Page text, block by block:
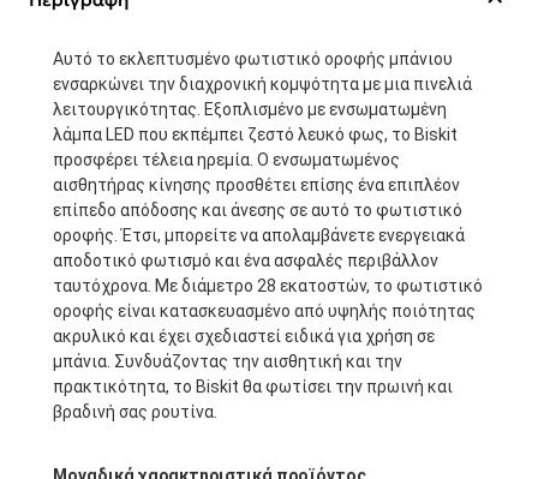
Αυτό το εκλεπτυσμένο φωτιστικό οροφής μπάνιου
ενσαρκώνει την διαχρονική κομψότητα με μια πινελιά
λειτουργικότητας. Εξοπλισμένο με ενσωματωμένη
λάμπα LED που εκπέμπει ζεστό λευκό φως, το Biskit
προσφέρει τέλεια ηρεμία. Ο ενσωματωμένος
αισθητήρας κίνησης προσθέτει επίσης ένα επιπλέον
επίπεδο απόδοσης και άνεσης σε αυτό το φωτιστικό
οροφής. Έτσι, μπορείτε να απολαμβάνετε ενεργειακά
αποδοτικό φωτισμό και ένα ασφαλές περιβάλλον
ταυτόχρονα. Με διάμετρο 28 εκατοστών, το φωτιστικό
οροφής είναι κατασκευασμένο από υψηλής ποιότητας
ακρυλικό και έχει σχεδιαστεί ειδικά για χρήση σε
μπάνια. Συνδυάζοντας την αισθητική και την
πρακτικότητα, το Biskit θα φωτίσει την πρωινή και
βραδινή σας ρουτίνα.